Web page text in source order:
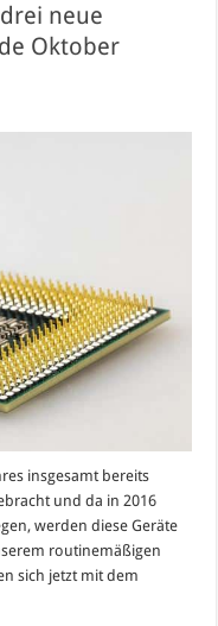
neue
Oktober
insgesamt bereits
und da in 2016
werden diese Geräte
routinemäßigen
sich jetzt mit dem